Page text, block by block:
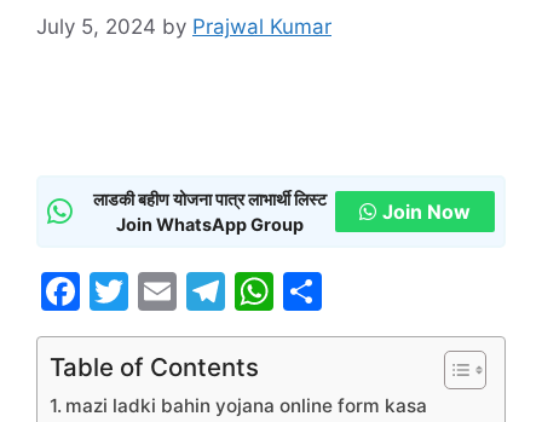
July 5, 2024 by Prajwal Kumar
लाडकी बहीण योजना पात्र लाभार्थी लिस्ट
Join WhatsApp Group
Join Now
F
a
c
e
T
w
itt
er
E
m
ai
l
T
el
e
gr
W
h
s
h
e
Table of Contents
mazi ladki bahin yojana online form kasa